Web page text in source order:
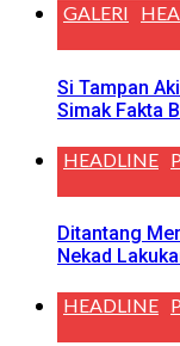
GALERI
Si Tampan
Simak Fakta
HEADLINE
Ditantang
Nekad
HEADLINE